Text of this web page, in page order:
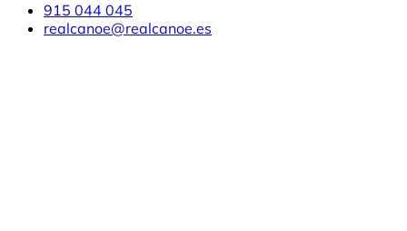
915 044 045
realcanoe@realcanoe.es